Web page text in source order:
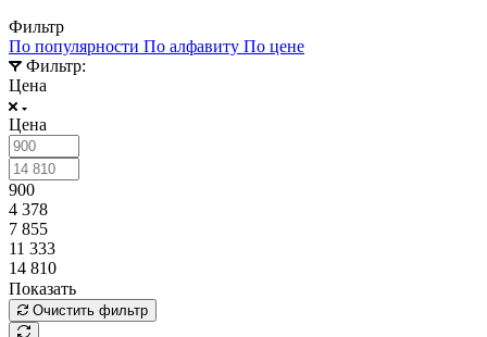
Фильтр
По популярности По алфавиту По цене
Фильтр:
Цена
Цена
900
4 378
7 855
11 333
14 810
Показать
Очистить фильтр